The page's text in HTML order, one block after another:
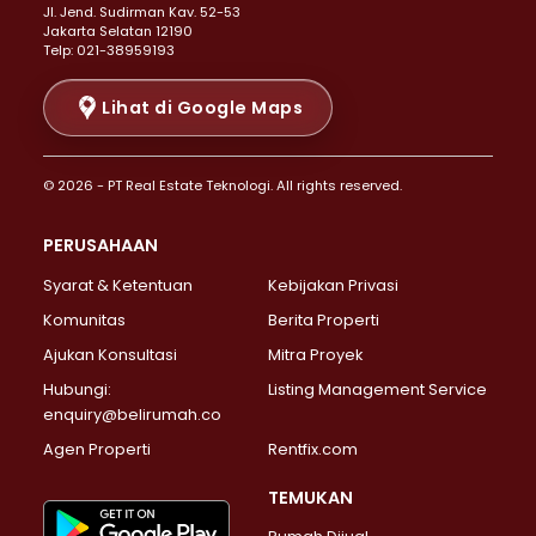
Properti Dijual di Senen >
Properti Dijual di Tanah Abang >
Properti Dijual di Cikini >
Properti Dijual di Kramat >
Properti Dijual di Pasar Baru >
Properti Dijual di Bendungan Hilir >
Properti Dijual di Jakarta Selatan >
Properti Dijual di Lebak Bulus >
Properti Dijual di Gandaria Selatan >
Properti Dijual di Pondok Labu >
Properti Dijual di Lenteng Agung >
Properti Dijual di Senayan >
Properti Dijual di Pondok Pinang >
Properti Dijual di Kebayoran Lama >
Properti Dijual di Kebayoran Baru >
JI. Jend. Sudirman Kav. 52-53
Jakarta Selatan 12190
Telp: 021-38959193
Lihat di Google Maps
© 2026 - PT Real Estate Teknologi. All rights reserved.
PERUSAHAAN
Syarat & Ketentuan
Kebijakan Privasi
Komunitas
Berita Properti
Ajukan Konsultasi
Mitra Proyek
Hubungi:
enquiry@belirumah.co
Listing Management Service
Agen Properti Rentfix.com
TEMUKAN